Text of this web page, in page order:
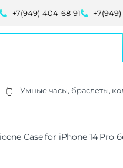
+7(949)-404-68-91
Умные часы, браслеты,
Case for iPhone 14 Pro